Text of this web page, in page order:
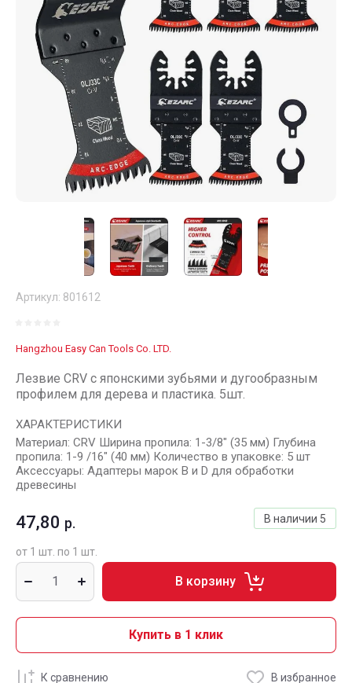
Артикул: 801612
Hangzhou Easy Can Tools Co. LTD.
Лезвие CRV с японскими зубьями и дугообразным
профилем для дерева и пластика. 5шт.
ХАРАКТЕРИСТИКИ
Материал: CRV Ширина пропила: 1-3/8" (35 мм) Глубина
пропила: 1-9 /16" (40 мм) Количество в упаковке: 5 шт
Аксессуары: Адаптеры марок B и D для обработки
древесины
В наличии 5
47,80 р.
от 1 шт. по 1 шт.
В корзину
Купить в 1 клик
К сравнению В избранное